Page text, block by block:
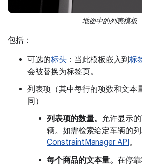
地图中的列表模板
包括：
可选的标头 ：当此模板嵌入到标
会被替换为标签页。
列表项（其中每行的项数和文本
同）：
列表项的数量。 允许显示
辆。如需检索给定车辆的
ConstraintManager API。
每个商品的文本量。 在停